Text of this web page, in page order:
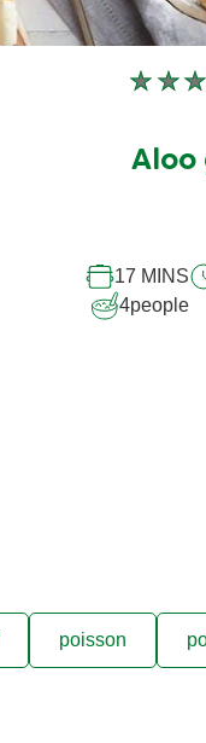
Aloo
17 MINS
4people
poisson